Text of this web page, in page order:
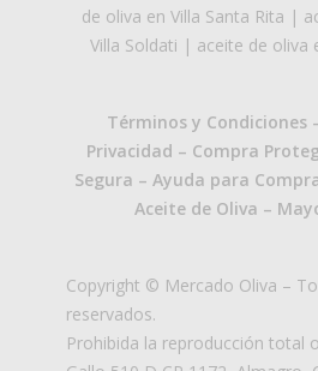
de oliva en Villa Santa Rita |
Villa Soldati | aceite de oliva
Términos y Condiciones
Privacidad – Compra
Segura – Ayuda para
Aceite de Oliva –
Copyright © Mercado Oliva –
reservados.
Prohibida la reproducción total